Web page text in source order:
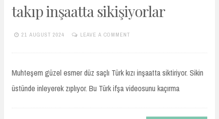
takıp inşaatta sikişiyorlar
21 AUGUST 2024
LEAVE A COMMENT
Muhteşem güzel esmer düz saçlı Türk kızı inşaatta siktiriyor. Sikin
üstünde inleyerek zıplıyor. Bu Türk ifşa videosunu kaçırma